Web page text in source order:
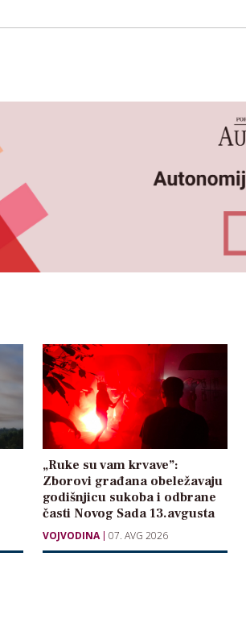
„Ruke su vam krvave”:
Zborovi građana obeležavaju
godišnjicu sukoba i odbrane
časti Novog Sada 13.avgusta
VOJVODINA 07. AVG 2026